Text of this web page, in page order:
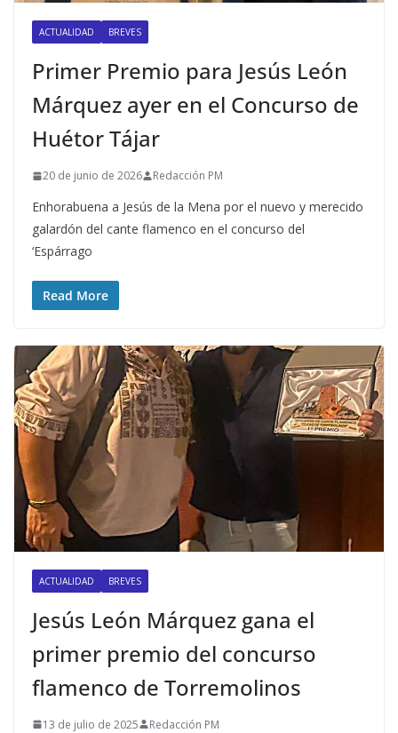
ACTUALIDAD BREVES
Primer Premio para Jesús León
Márquez ayer en el Concurso de
Huétor Tájar
20 de junio de 2026 Redacción PM
Enhorabuena a Jesús de la Mena por el nuevo y merecido
galardón del cante flamenco en el concurso del
‘Espárrago
Read More
ACTUALIDAD BREVES
Jesús León Márquez gana el
primer premio del concurso
flamenco de Torremolinos
13 de julio de 2025 Redacción PM